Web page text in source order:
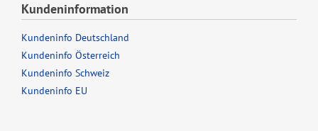
Kundeninformation
Kundeninfo Deutschland
Kundeninfo Österreich
Kundeninfo Schweiz
Kundeninfo EU